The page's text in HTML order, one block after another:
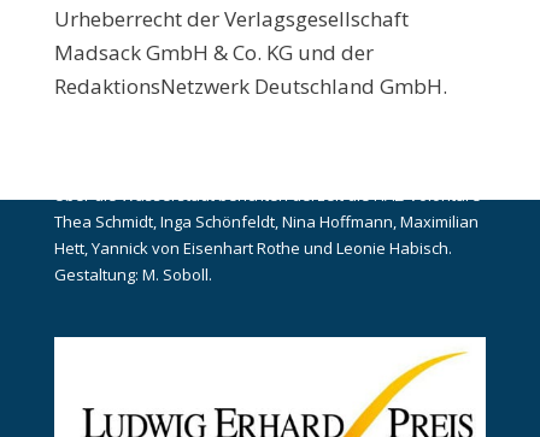
Urheberrecht der Verlagsgesellschaft
Madsack GmbH & Co. KG und der
RedaktionsNetzwerk Deutschland GmbH.
Über die Wasserstadt berichten derzeit die HAZ-Volontäre
Thea Schmidt, Inga Schönfeldt, Nina Hoffmann, Maximilian
Hett, Yannick von Eisenhart Rothe und Leonie Habisch.
Gestaltung: M. Soboll.